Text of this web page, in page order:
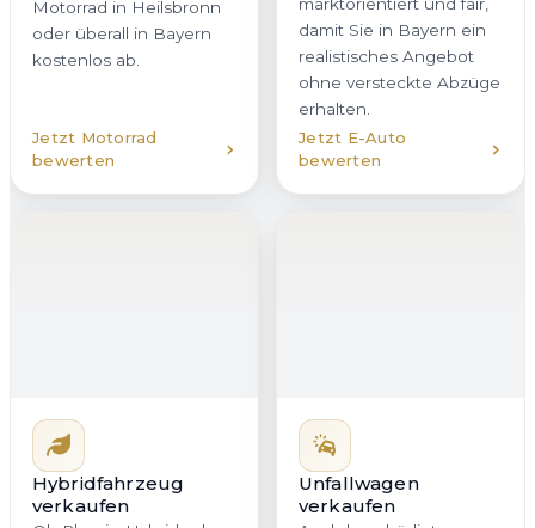
bewerten
bewerten
Hybridfahrzeuge in
Heilsbronn mit
transparenter
Bewertung an. Dabei
Heilsbronn zuverlässig
an. Ob
Karosserieschaden,
Motorschaden oder